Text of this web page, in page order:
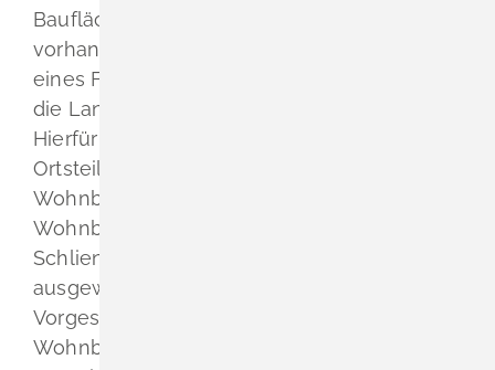
Baufläche nachzuweisen, müssen im FNP
vorhandene Wohnbauflächen im Sinne
eines Flächentauschs wieder als Flächen für
die Landwirtschaft dargestellt werden.
Hierfür hat die Gemeinde alle in den
Ortsteilen noch verfügbaren
Wohnbauflächen überprüft und eine
Wohnbauentwicklungsfläche im Süden von
Schliengen als Kompensationsflächen
ausgewählt.
Vorgesehen ist die 1,7 ha große
Wohnbauentwicklungsfläche S37 (Hertinger